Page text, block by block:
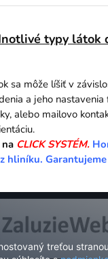
typy látok
sa môže líšiť v
a jeho
alebo mailovo
CLICK SYSTÉM.
hliníku.
treťou